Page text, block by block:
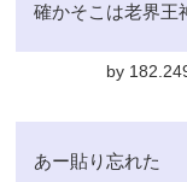
確かそこは老界王
by
あー貼り忘れた